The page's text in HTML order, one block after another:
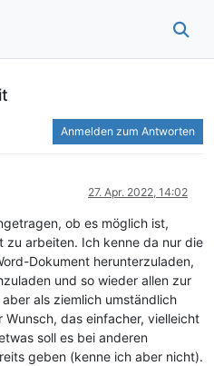
Anmelden zum Antworten
27. Apr. 2022, 14:02
ob es möglich ist,
zu arbeiten. Ich kenne da nur die
Dokument herunterzuladen,
und so wieder allen zur
als ziemlich umständlich
das einfacher, vielleicht
soll es bei anderen
geben (kenne ich aber nicht).